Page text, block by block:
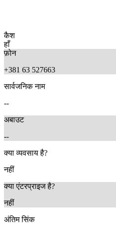
कैश
हाँ
फ़ोन
+381 63 527663
सार्वजनिक नाम
--
अबाउट
--
क्या व्यवसाय है?
नहीं
क्या एंटरप्राइज है?
नहीं
अंतिम सिंक